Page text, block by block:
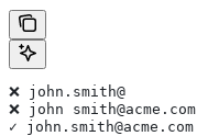
❌ john.smith@
❌ john smith@acme.com
✓ john.smith@acme.com